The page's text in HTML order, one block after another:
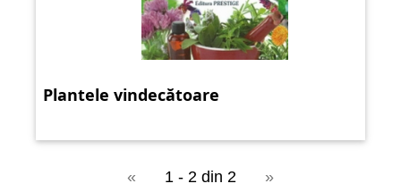
Plantele vindecătoare
« 1 - 2 din 2 »